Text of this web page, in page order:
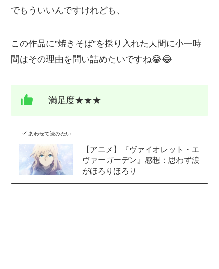
でもういいんですけれども、
この作品に”焼きそば”を採り入れた人間に小一時
間はその理由を問い詰めたいですね😂😂
満足度★★★
あわせて読みたい
【アニメ】『ヴァイオレット・エ
ヴァーガーデン』感想：思わず涙
がほろりほろり